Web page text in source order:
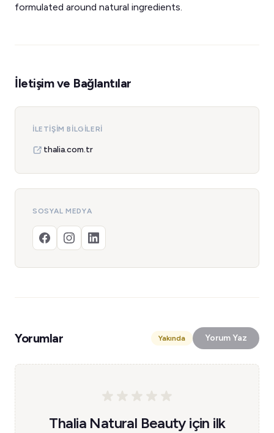
formulated around natural ingredients.
İletişim ve Bağlantılar
İLETIŞIM BILGILERI
thalia.com.tr
SOSYAL MEDYA
Yorumlar Yakında Yorum Yaz
Thalia Natural Beauty için ilk